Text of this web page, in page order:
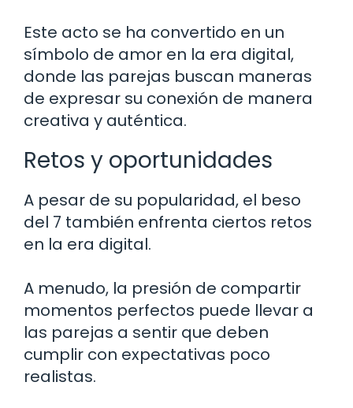
Este acto se ha convertido en un
símbolo de amor en la era digital,
donde las parejas buscan maneras
de expresar su conexión de manera
creativa y auténtica.
Retos y oportunidades
A pesar de su popularidad, el beso
del 7 también enfrenta ciertos retos
en la era digital.
A menudo, la presión de compartir
momentos perfectos puede llevar a
las parejas a sentir que deben
cumplir con expectativas poco
realistas.